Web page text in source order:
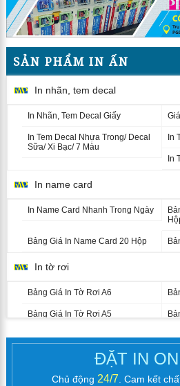
SẢN PHẨM IN ẤN
In nhãn, tem decal
In Nhãn, Tem Decal Giấy
In Tem Decal Nhựa Trong/ Decal
Sữa/ Xi Bạc/ 7 Màu
In
In
In name card
In Name Card Nhanh Trong Ngày
Bảng Giá In Name Card 20 Hộp
In tờ rơi
Bảng Giá In Tờ Rơi A6
Bảng Giá In Tờ Rơi A5
In catalogue nhanh
In Brochure (Tờ Gấp)
ĐẶT IN
Chủ động 24/7 . Cam kết